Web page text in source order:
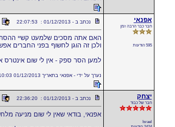
אפנאי
חבר כבר הרבה זמן
595 הודעות
נכתב ב - 01/12/2013 : 22:07:53
האם אתה מסכים שלמעט קשיי
ולכן זה הוגן לחשוף בפני החברים
למען הסר ספק - אין לי שום אינטרס
נערך על ידי - אפנאי בתאריך 01/12/2013 22:10:03
יצחק
חבר של כבוד
Israel
נכתב ב - 01/12/2013 : 22:36:20
אפנאי, בודאי שאין לי שום מניעה